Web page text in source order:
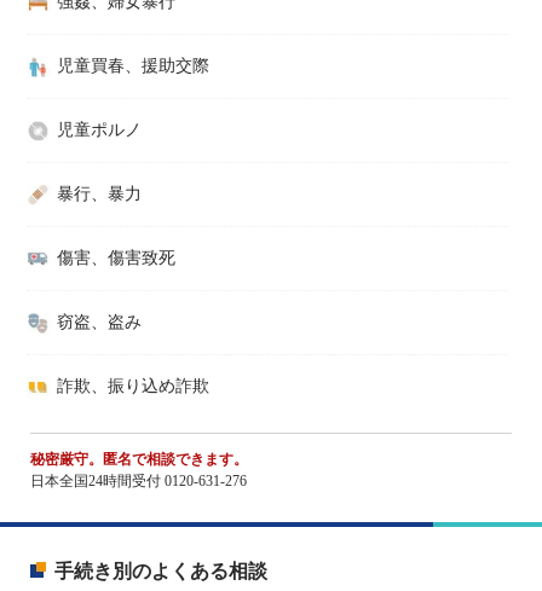
児童買春、援助交際
児童ポルノ
暴行、暴力
傷害、傷害致死
窃盗、盗み
詐欺、振り込め詐欺
秘密厳守。匿名で相談できます。
日本全国24時間受付 0120-631-276
手続き別のよくある相談